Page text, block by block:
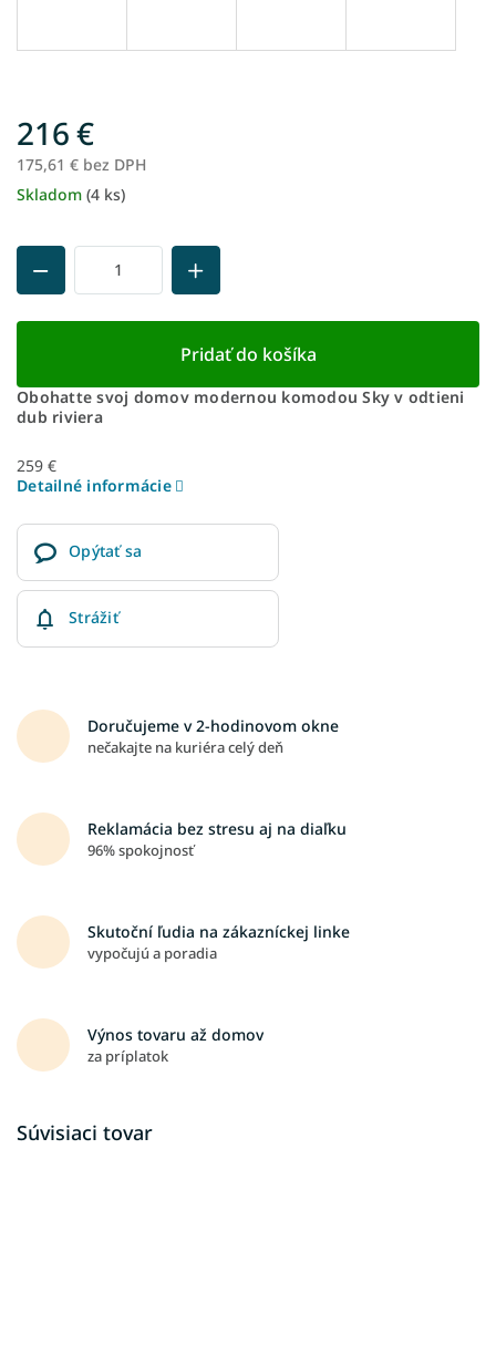
216 €
175,61 € bez DPH
Jednotková
Skladom (4 ks)
Pridať do košíka
Obohatte svoj domov modernou komodou Sky v odtieni
dub riviera
259 €
Detailné informácie
Opýtať sa
Strážiť
Doručujeme v 2-hodinovom okne
nečakajte na kuriéra celý deň
Reklamácia bez stresu aj na diaľku
96% spokojnosť
Skutoční ľudia na zákazníckej linke
vypočujú a poradia
Výnos tovaru až domov
za príplatok
Súvisiaci tovar